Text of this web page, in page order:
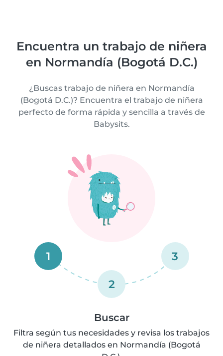
Encuentra un trabajo de niñera
en Normandía (Bogotá D.C.)
¿Buscas trabajo de niñera en Normandía
(Bogotá D.C.)? Encuentra el trabajo de niñera
perfecto de forma rápida y sencilla a través de
Babysits.
1
2
3
Buscar
Filtra según tus necesidades y revisa los trabajos
de niñera detallados en Normandía (Bogotá